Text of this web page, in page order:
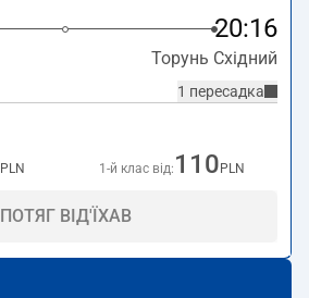
20:16
Торунь Східний
1 пересадка
PLN 1-й клас від: 110 PLN
ПОТЯГ ВІД'ЇХАВ